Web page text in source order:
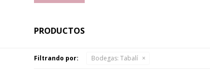
PRODUCTOS
Filtrando por: Bodegas: Tabalí